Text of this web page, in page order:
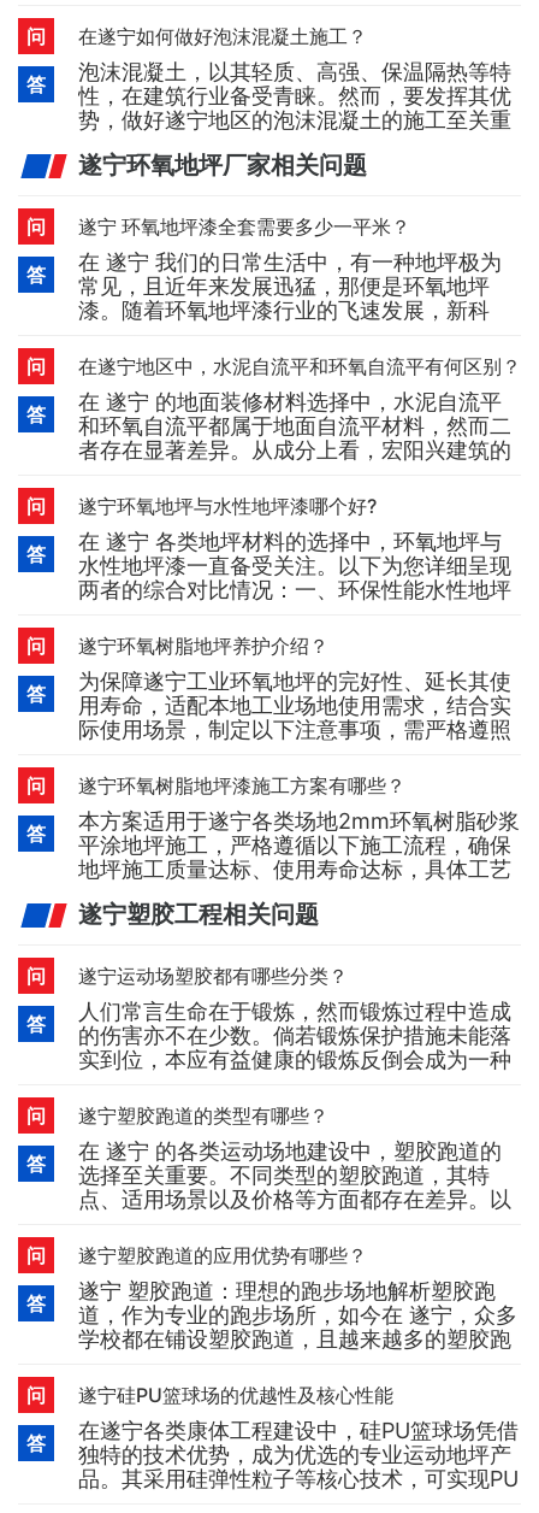
往需要在成本、性能与进度之间做出合理平
衡，而非单纯追求低价。首先，发泡混凝土价
格受原材料、密度等级和施工方式影响较大。
密度越低，材料用量虽减少，但强度相应下
降；若为满足承载要求而提高配比，成本
问
答
在遂宁如何做好泡沫混凝土施工？
泡沫混凝土，以其轻质、高强、保温隔热等特
性，在建筑行业备受青睐。然而，要发挥其优
势，做好遂宁地区的泡沫混凝土的施工至关重
出既美观又耐用的泡沫混凝土工程。一、前期
区域清洁无杂物，地基平整坚实。根据设计要
求，计算所需材料比例，包括水泥、水、发泡
剂等，确保每一步都建立在坚实的基
遂宁环氧地坪厂家相关问题
问
答
遂宁 环氧地坪漆全套需要多少一平米？
在 遂宁 我们的日常生活中，有一种地坪极为
常见，且近年来发展迅猛，那便是环氧地坪
漆。随着环氧地坪漆行业的飞速发展，新科
发激烈。借着这股发展潮流，中国的地坪漆行
业从无到有，如今已取得重大突破。越来越多
位于 遂宁 的工厂、地下车库、地下室、办公
室等场所，都开始使用环氧地坪漆，在生活中
随处可见。现在，有些朋友
问
答
在遂宁地区中，水泥自流平和环氧自流平有何区别？
在 遂宁 的地面装修材料选择中，水泥自流平
和环氧自流平都属于地面自流平材料，然而二
者存在显著差异。从成分上看，宏阳兴建筑的
剂构成；而环氧自流平则是由环氧树脂、固化
剂和填料组成。基于成分的不同，在性能方
面，环氧自流平在耐磨性、耐腐蚀性以及抗压
强度等方面，相较于水泥自流平更为出色。施
工过程也大不相同。宏阳兴建筑环氧
问
答
遂宁环氧地坪与水性地坪漆哪个好?
在 遂宁 各类地坪材料的选择中，环氧地坪与
水性地坪漆一直备受关注。以下为您详细呈现
两者的综合对比情况：一、环保性能水性地坪
VOC（挥发性有机化合物）含量极低，几乎没
有刺激性气味，无毒无害，完全符合环保标
准。这种特性使得它特别适用于 遂宁 对空气
质量较为敏感的场所，如家庭、医院、学校
等。环氧地坪漆（油性）
问
答
遂宁环氧树脂地坪养护介绍？
为保障遂宁工业环氧地坪的完好性、延长其使
用寿命，适配本地工业场地使用需求，结合实
际使用场景，制定以下注意事项，需严格遵照
地坪区域的行人，在现场条件允许的情况下穿
着软底鞋；进入前务必清理干净鞋底附着的砂
粒等硬质杂物，有效减少锐利物体对地坪表面
的划伤，降低地坪磨损。二、物品搬运与重物
管控2. 搬运各类物
问
答
遂宁环氧树脂地坪漆施工方案有哪些？
本方案适用于遂宁各类场地2mm环氧树脂砂浆
平涂地坪施工，严格遵循以下施工流程，确保
地坪施工质量达标、使用寿命达标，具体工艺
地的基层进行全面彻底检查，采用无尘打磨机
的尘土、松动的混凝土表层、油脂、水泥浆、
腻子等各类可能影响涂层粘结强度的杂质，直
至基层密实、表面无
遂宁塑胶工程相关问题
问
答
遂宁运动场塑胶都有哪些分类？
人们常言生命在于锻炼，然而锻炼过程中造成
的伤害亦不在少数。倘若锻炼保护措施未能落
实到位，本应有益健康的锻炼反倒会成为一种
生，旨在保护人们免受锻炼带来的伤害。而塑
胶运动场最为关键的构成部分便是塑胶跑道，
这一点众人皆知。但塑胶跑道究竟包含哪些种
类？又该如何区分呢？跑道类型依据跑道的结
构差异，可将其分为透气跑道、复
问
答
遂宁塑胶跑道的类型有哪些？
在 遂宁 的各类运动场地建设中，塑胶跑道的
选择至关重要。不同类型的塑胶跑道，其特
点、适用场景以及价格等方面都存在差异。以
构件型塑胶跑道与全塑型塑胶跑道预制构件型
塑胶跑道和全塑型塑胶跑道在田径运动场中较
为常见。这两种类型的塑胶跑道，以其卓越的
性能和良好的使用体验，为专业运动员提供了
优质的运动场地。它们具备出色
问
答
遂宁塑胶跑道的应用优势有哪些？
遂宁 塑胶跑道：理想的跑步场地解析塑胶跑
道，作为专业的跑步场所，如今在 遂宁，众多
学校都在铺设塑胶跑道，且越来越多的塑胶跑
长，但并非所有跑道都达到高标准。部分塑胶
跑道只能算是简单铺设了塑胶，厚度不均，塑
胶下方还存在孔洞，接缝处外露。在这样的场
地跑步，时常会出现脚步踩空的情况。还有不
少塑胶跑道因长期缺乏维
问
答
遂宁硅PU篮球场的优越性及核心性能
在遂宁各类康体工程建设中，硅PU篮球场凭借
独特的技术优势，成为优选的专业运动地坪产
品。其采用硅弹性粒子等核心技术，可实现PU